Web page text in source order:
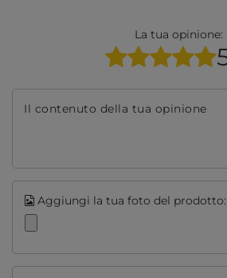
La tua opinione:
Il contenuto della tua opinione
Aggiungi la tua foto del prodotto: